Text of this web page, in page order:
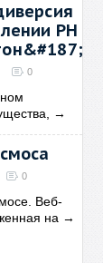
РН
0
→
0
Веб-
на →